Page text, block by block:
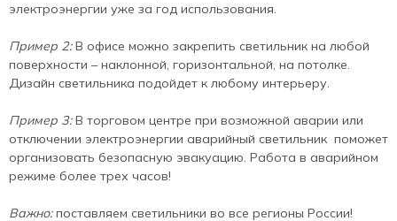
электроэнергии уже за год использования.
Пример 2:В офисе можно закрепить светильник на любой
поверхности – наклонной, горизонтальной, на потолке.
Дизайн светильника подойдет к любому интерьеру.
Пример 3:В торговом центре при возможной аварии или
отключении электроэнергии аварийный светильник поможет
организовать безопасную эвакуацию. Работа в аварийном
режиме более трех часов!
Важно:поставляем светильники во все регионы России!